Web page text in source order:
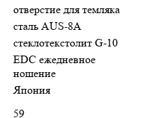
отверстие для темляка
сталь AUS-8A
стеклотекстолит G-10
EDC ежедневное
ношение
Япония
59